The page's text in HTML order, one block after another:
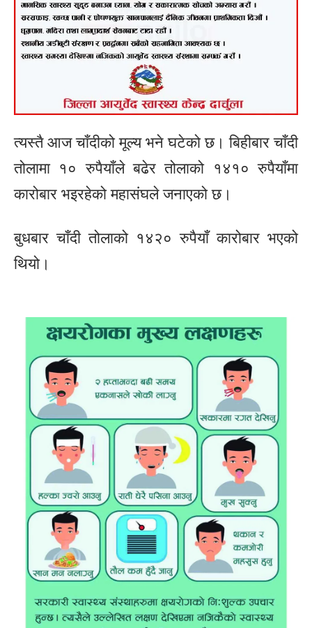
त्यस्तै आज चाँदीको मूल्य भने घटेको छ। बिहीबार चाँदी
तोलामा १० रुपैयाँले बढेर तोलाको १४१० रुपैयाँमा
कारोबार भइरहेको महासंघले जनाएको छ।
बुधबार चाँदी तोलाको १४२० रुपैयाँ कारोबार भएको
थियो।